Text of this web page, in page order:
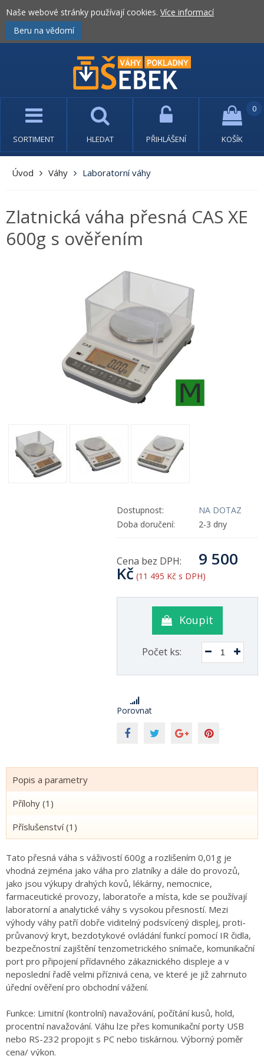
Naše webové stránky používají cookies. Více informací
Beru na vědomí
SORTIMENT HLEDAT PŘIHLÁŠENÍ KOŠÍK
0
Úvod Váhy Laboratorní váhy
Zlatnická váha přesná CAS XE
600g s ověřením
Dostupnost:
NA DOTAZ
Doba doručení:
2-3 dny
Cena bez DPH: 9 500
Kč (11 495 Kč s DPH)
Koupit
Počet ks:
Porovnat
Popis a parametry
Přílohy (1)
Příslušenství (1)
Tato přesná váha s váživostí 600g a rozlišením 0,01g je
vhodná zejména jako váha pro zlatníky a dále do provozů,
jako jsou výkupy drahých kovů, lékárny, nemocnice,
farmaceutické provozy, laboratoře a místa, kde se používají
laboratorní a analytické váhy s vysokou přesností. Mezi
výhody váhy patří dobře viditelný podsvícený displej, proti-
průvanový kryt, bezdotykové ovládání funkcí pomocí IR čidla,
bezpečnostní zajištění tenzometrického snímače, komunikační
port pro připojení přídavného zákaznického displeje a v
neposlední řadě velmi příznivá cena, ve které je již zahrnuto
úřední ověření pro obchodní vážení.
Funkce: Limitní (kontrolní) navažování, počítání kusů, hold,
procentní navažování. Váhu lze přes komunikační porty USB
nebo RS-232 propojit s PC nebo tiskárnou. Výborný poměr
cena/ výkon.